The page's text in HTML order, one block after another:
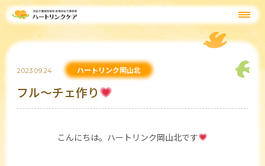
2023.09.24 ハートリンク岡山北
フル～チェ作り
こんにちは。ハートリンク岡山北です